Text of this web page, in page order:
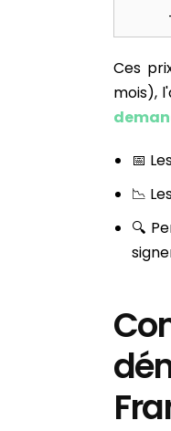
Ces
mois),
📅
📉
🔍